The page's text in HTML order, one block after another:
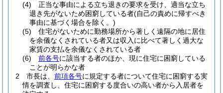
(4)
正当な事由による立ち退きの要求を受け、適当な立ち
退き先がないため困窮している者(自己の責めに帰すべき
事由に基づく場合を除く。)
(5)
住宅がないために勤務場所から著しく遠隔の地に居住
を余儀なくされている者又は収入に比べて著しく過大な
家賃の支払を余儀なくされている者
(6)
前各号に該当する者のほか、現に住宅に困窮している
ことが明らかな者
2
市長は、 前項各号に規定する者について住宅に困窮する実
情を調査し、住宅に困窮する度合いの高い者から入居者を